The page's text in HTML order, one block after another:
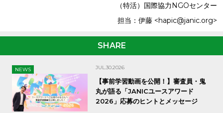
（特活）国際協力NGOセンター
担当：伊藤 <hapic@janic.org>
SHARE
NEWS JUL.30.2026
【事前学習動画を公開！】審査員・鬼
丸が語る「JANICユースアワード
2026」応募のヒントとメッセージ